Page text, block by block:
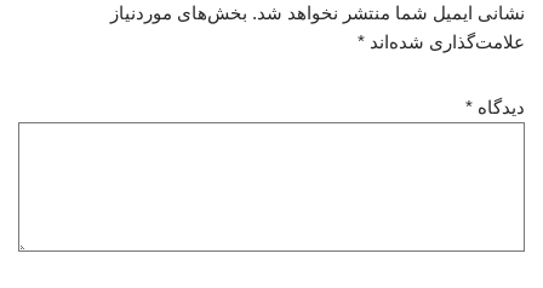
نشانی ایمیل شما منتشر نخواهد شد. بخش‌های موردنیاز
علامت‌گذاری شده‌اند *
دیدگاه *